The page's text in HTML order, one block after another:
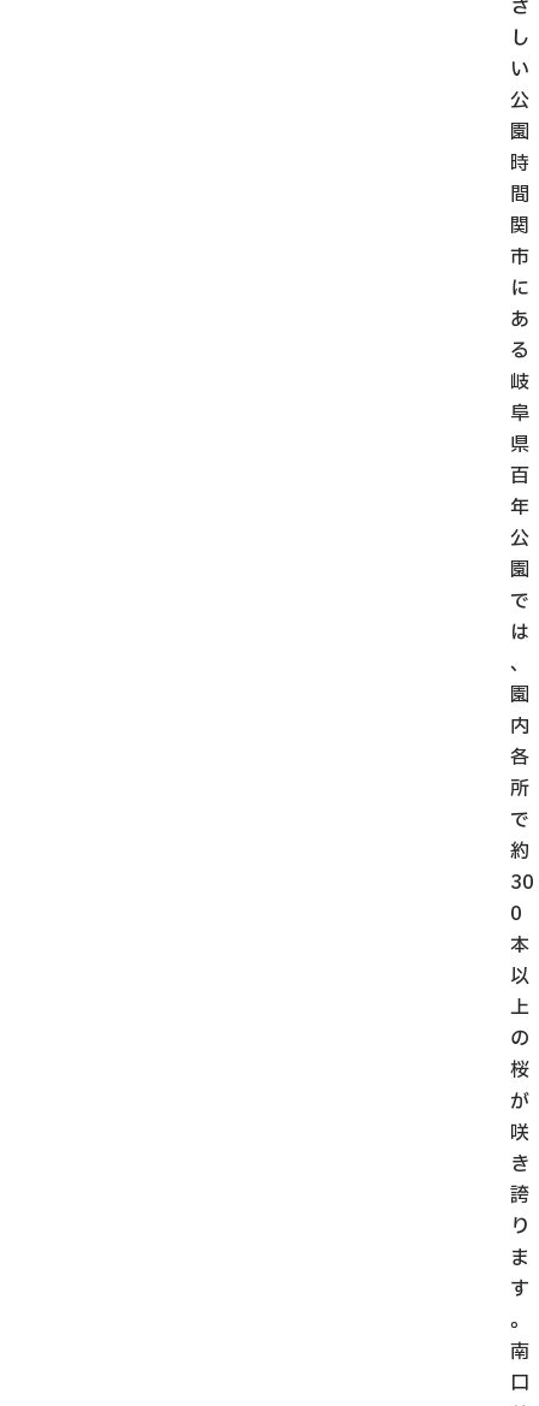
さ
し
い
公
園
時
間
関
市
に
あ
る
岐
阜
県
百
年
公
園
で
は
、
園
内
各
所
で
約
30
0
本
以
上
の
桜
が
咲
き
誇
り
ま
す
。
南
口